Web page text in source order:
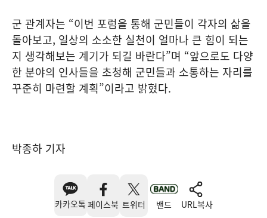
군 관계자는 “이번 포럼을 통해 군민들이 각자의 삶을
돌아보고, 일상의 소소한 실천이 얼마나 큰 힘이 되는
지 생각해보는 계기가 되길 바란다”며 “앞으로도 다양
한 분야의 인사들을 초청해 군민들과 소통하는 자리를
꾸준히 마련할 계획”이라고 밝혔다.
박종하 기자
카카오톡 페이스북 트위터 밴드 URL복사